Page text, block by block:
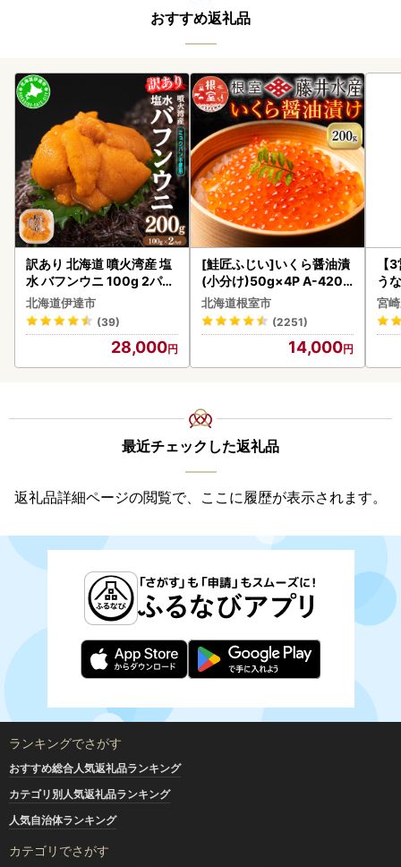
おすすめ返礼品
訳あり 北海道 噴火湾産 塩
水 バフンウニ 100g 2パッ
ク 計200g 《アフター保証
付き》うに ウニ 雲丹 海鮮
海の幸 魚介類 ウニ丼 お寿
司 濃厚 無添加 産地直送 お
取り寄せ 山村水産 送料無
北海道伊達市
(39)
28,000
[鮭匠ふじい]いくら醤油漬
(小分け)50g×4P A-4209
5
北海道根室市
(2251)
14,000
【
う
以
宮
最近チェックした返礼品
返礼品詳細ページの閲覧で、ここに履歴が表示されます。
ランキングでさがす
おすすめ総合人気返礼品ランキング
カテゴリ別人気返礼品ランキング
人気自治体ランキング
カテゴリでさがす